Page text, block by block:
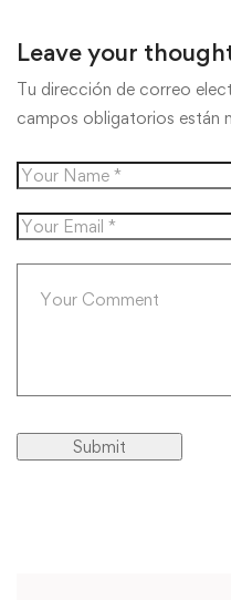
Leave your
Tu dirección de correo
campos obligatorios están